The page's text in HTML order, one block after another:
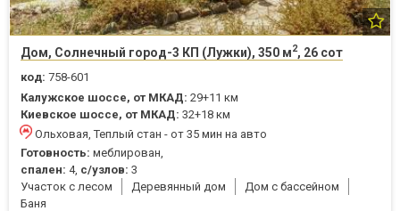
Дом, Солнечный город-3 КП (Лужки), 350 м2, 26 сот
код: 758-601
Калужское шоссе, от МКАД: 29+11 км
Киевское шоссе, от МКАД: 32+18 км
Ольховая, Теплый стан - от 35 мин на авто
Готовность: меблирован,
спален: 4, с/узлов: 3
Участок с лесом
Деревянный дом
Дом с бассейном
Баня